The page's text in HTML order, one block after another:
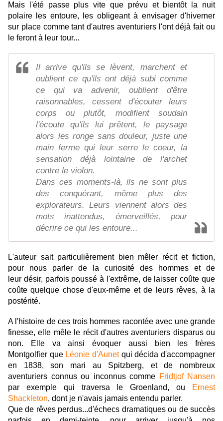
Mais l'été passe plus vite que prévu et bientôt la nuit
polaire les entoure, les obligeant à envisager d'hiverner
sur place comme tant d'autres aventuriers l'ont déjà fait ou
le feront à leur tour...
Il arrive qu'ils se lèvent, marchent et
oublient ce qu'ils ont déjà subi comme
ce qui va advenir, oublient d'être
raisonnables, cessent d'écouter leurs
corps ou plutôt, modifient soudain
l'écoute qu'ils lui prêtent, le paysage
alors les ronge sans douleur, juste une
main ferme qui leur serre le coeur, la
sensation déjà lointaine de l'archet
contre le violon.
Dans ces moments-là, ils ne sont plus
des conquérant, même plus des
explorateurs. Leurs viennent alors des
mots inattendus, émerveillés, pour
décrire ce qui les entoure...
L'auteur sait particulièrement bien mêler récit et fiction,
pour nous parler de la curiosité des hommes et de
leur désir, parfois poussé à l'extrême, de laisser coûte que
coûte quelque chose d'eux-même et de leurs rêves, à la
postérité.
A l'histoire de ces trois hommes racontée avec une grande
finesse, elle mêle le récit d'autres aventuriers disparus ou
non. Elle va ainsi évoquer aussi bien les frères
Montgolfier que Léonie d'Aunetqui décida d'accompagner
en 1838, son mari au Spitzberg, et de nombreux
aventuriers connus ou inconnus comme Fridtjof Nansen
par exemple qui traversa le Groenland, ou
Ernest
Shackleton, dont je n'avais jamais entendu parler.
Que de rêves perdus...d'échecs dramatiques ou de succès